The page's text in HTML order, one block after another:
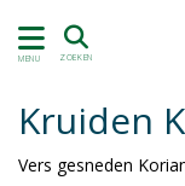
MENU ZOEKEN
Kruiden
Vers gesneden